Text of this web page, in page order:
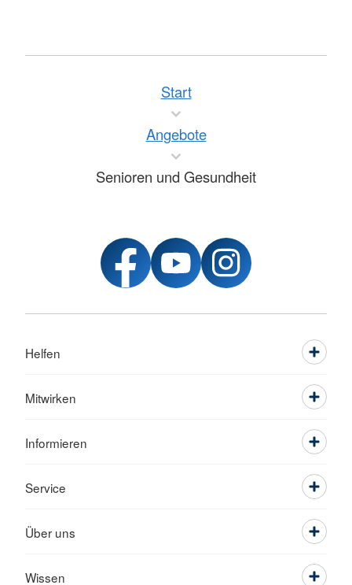
Start
Angebote
Senioren und Gesundheit
Helfen
Mitwirken
Informieren
Service
Über uns
Wissen